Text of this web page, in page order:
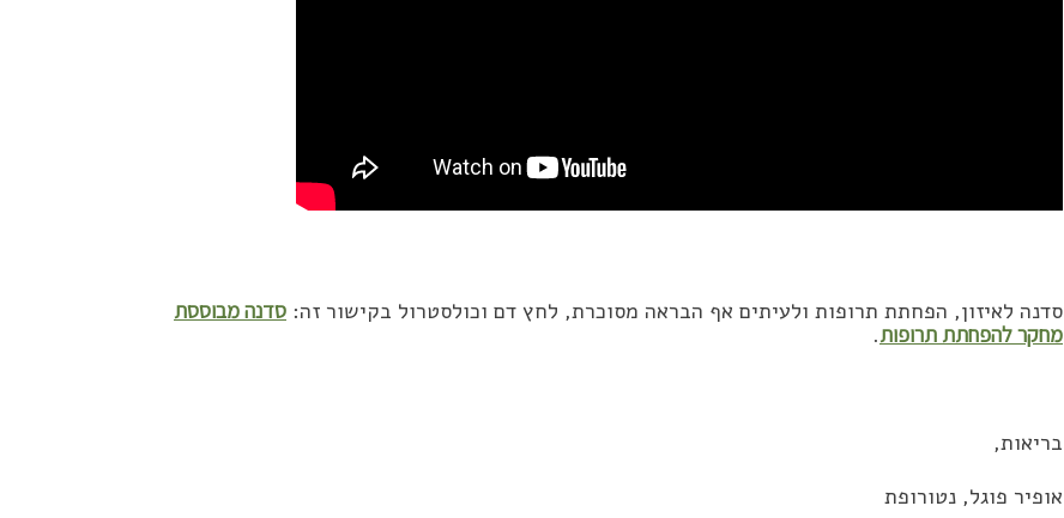
סדנה לאיזון, הפחתת תרופות ולעיתים אף הבראה מסוכרת, לחץ דם וכולסטרול בקישור זה: סדנה מבוססת
מחקר להפחתת תרופות.
בריאות,
אופיר פוגל, נטורופת